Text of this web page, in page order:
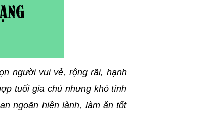
người vui vẻ, rộng rãi, hạnh
tuổi gia chủ nhưng khó tính
ngoãn hiền lành, làm ăn tốt